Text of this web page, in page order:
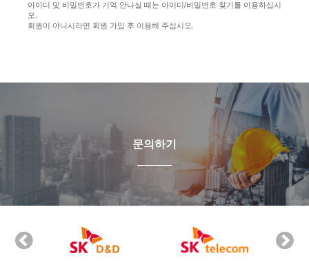
아이디 및 비밀번호가 기억 안나실 때는 아이디/비밀번호 찾기를 이용하십시
오.
회원이 아니시라면 회원 가입 후 이용해 주십시오.
문의하기